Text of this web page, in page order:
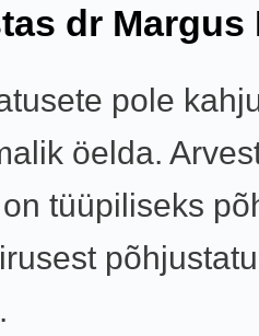
dr Margus
pole
öelda.
tüüpiliseks